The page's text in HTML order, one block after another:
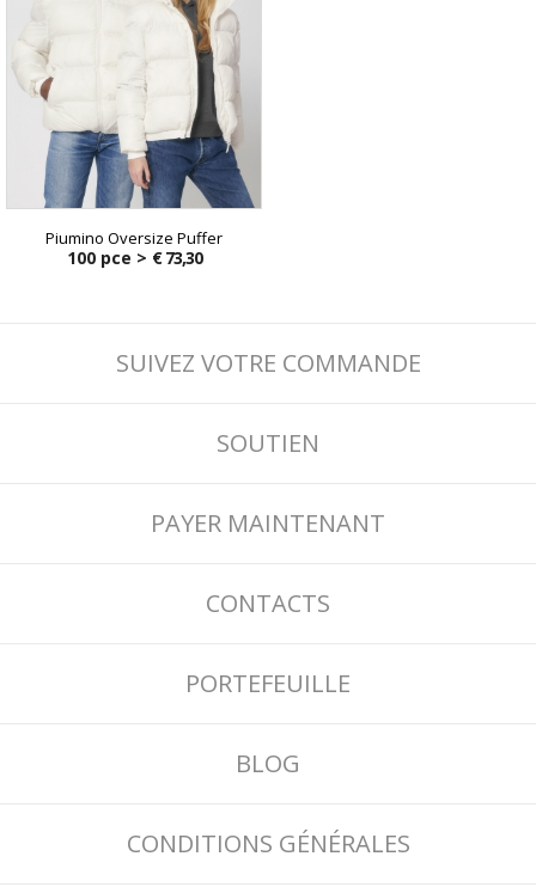
Piumino Oversize Puffer
100 pce > € 73,30
SUIVEZ VOTRE COMMANDE
SOUTIEN
PAYER MAINTENANT
CONTACTS
PORTEFEUILLE
BLOG
CONDITIONS GÉNÉRALES